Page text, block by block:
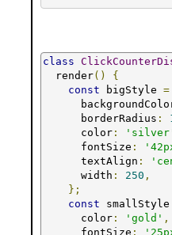
class
  render
()
{
const bigStyle =
      borderRadius
:
      color
:
      fontSize
:
      textAlign
:
      width
: 250 ,
};
const
      color
: 'gold' ,
      fontSize
: